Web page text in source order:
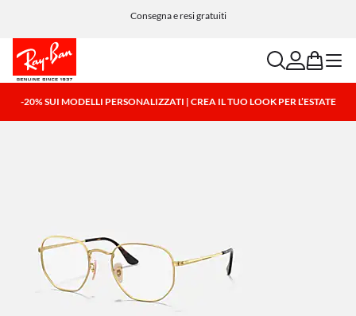
Consegna e resi gratuiti
Paga in tutta semplicità con Klarna e PayPal
searchaccount
bag menu
-20% SUI MODELLI PERSONALIZZATI | CREA IL TUO LOOK PER L’ESTATE